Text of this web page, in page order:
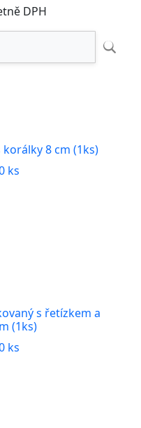
DPH
korálky 8 cm (1ks)
ks
s řetízkem a
(1ks)
ks